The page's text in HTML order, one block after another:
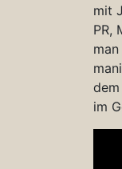
mit
PR,
im